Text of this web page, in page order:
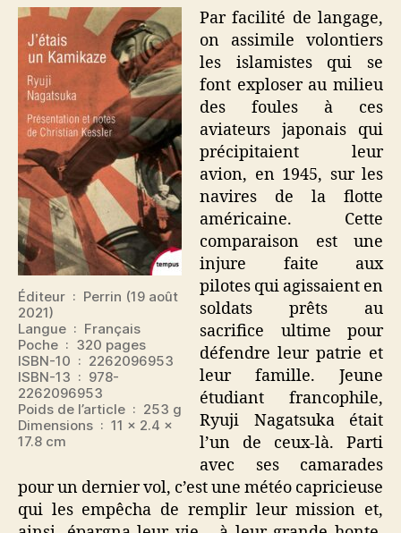
kamikaze
Éditeur ‏ : ‎ Perrin (19 août
2021)
Langue ‏ : ‎ Français
Poche ‏ : ‎ 320 pages
ISBN-10 ‏ : ‎ 2262096953
ISBN-13 ‏ : ‎ 978-
2262096953
Poids de l’article ‏ : ‎ 253 g
Dimensions ‏ : ‎ 11 x 2.4 x
17.8 cm
Par facilité de langage,
on assimile volontiers
les islamistes qui se
font exploser au milieu
des foules à ces
aviateurs japonais qui
précipitaient leur
avion, en 1945, sur les
navires de la flotte
américaine. Cette
comparaison est une
injure faite aux
pilotes qui agissaient en
soldats prêts au
sacrifice ultime pour
défendre leur patrie et
leur famille. Jeune
étudiant francophile,
Ryuji Nagatsuka était
l’un de ceux-là. Parti
avec ses camarades
pour un dernier vol, c’est une météo capricieuse
qui les empêcha de remplir leur mission et,